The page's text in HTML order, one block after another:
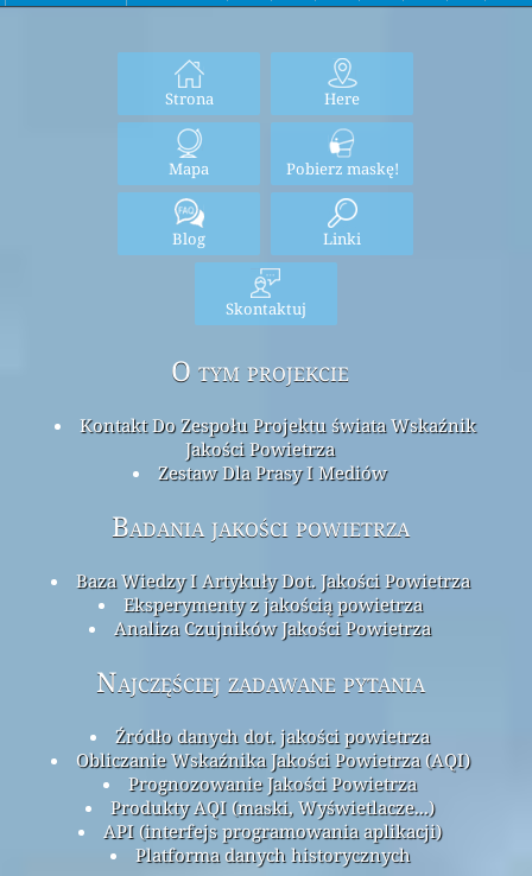
Strona Here
Mapa Pobierz maskę!
Blog Linki
Skontaktuj
O tym projekcie
Kontakt Do Zespołu Projektu świata Wskaźnik
Jakości Powietrza
Zestaw Dla Prasy I Mediów
Badania jakości powietrza
Baza Wiedzy I Artykuły Dot. Jakości Powietrza
Eksperymenty z jakością powietrza
Analiza Czujników Jakości Powietrza
Najczęściej zadawane pytania
Źródło danych dot. jakości powietrza
Obliczanie Wskaźnika Jakości Powietrza (AQI)
Prognozowanie Jakości Powietrza
Produkty AQI (maski, Wyświetlacze...)
API (interfejs programowania aplikacji)
Platforma danych historycznych